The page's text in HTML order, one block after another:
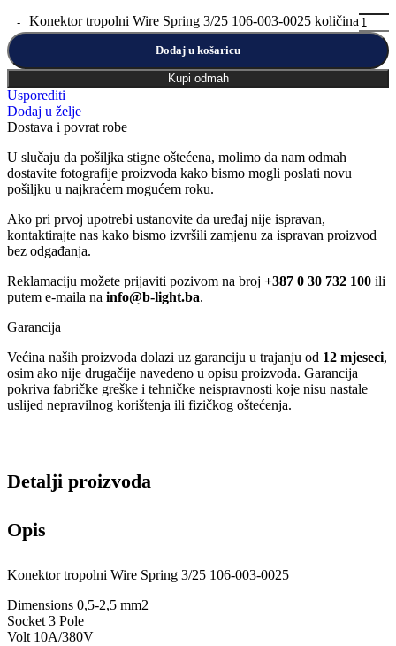
Konektor tropolni Wire Spring 3/25 106-003-0025 količina
Dodaj u košaricu
Kupi odmah
Usporediti
Dodaj u želje
Dostava i povrat robe
U slučaju da pošiljka stigne oštećena, molimo da nam odmah
dostavite fotografije proizvoda kako bismo mogli poslati novu
pošiljku u najkraćem mogućem roku.
Ako pri prvoj upotrebi ustanovite da uređaj nije ispravan,
kontaktirajte nas kako bismo izvršili zamjenu za ispravan proizvod
bez odgađanja.
Reklamaciju možete prijaviti pozivom na broj +387 0 30 732 100 ili
putem e-maila na info@b-light.ba.
Garancija
Većina naših proizvoda dolazi uz garanciju u trajanju od 12 mjeseci,
osim ako nije drugačije navedeno u opisu proizvoda. Garancija
pokriva fabričke greške i tehničke neispravnosti koje nisu nastale
uslijed nepravilnog korištenja ili fizičkog oštećenja.
Detalji proizvoda
Opis
Konektor tropolni Wire Spring 3/25 106-003-0025
Dimensions 0,5-2,5 mm2
Socket 3 Pole
Volt 10A/380V